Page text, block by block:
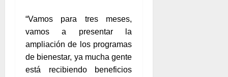
“Vamos para tres meses,
vamos a presentar la
ampliación de los programas
de bienestar, ya mucha gente
está recibiendo beneficios